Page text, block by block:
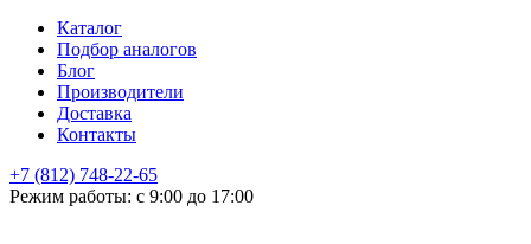
Каталог
Подбор аналогов
Блог
Производители
Доставка
Контакты
+7 (812) 748-22-65
Режим работы: с 9:00 до 17:00
НЕ НАШЛИ ЧТО ИСКАЛИ